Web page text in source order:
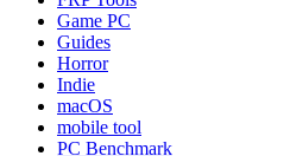
Game PC
Guides
Horror
Indie
macOS
mobile tool
PC Benchmark